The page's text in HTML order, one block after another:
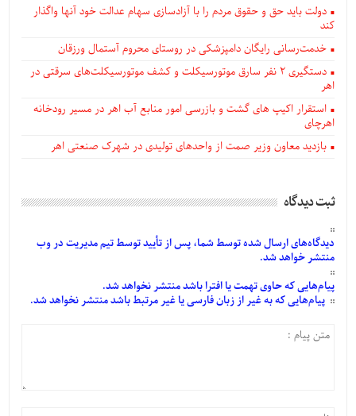
دولت باید حق و حقوق مردم را با آزادسازی سهام عدالت خود آنها واگذار
کند
خدمت‌رسانی رایگان دامپزشکی در روستای محروم آستمال ورزقان
دستگيری ۲ نفر سارق موتورسیکلت و کشف موتورسیکلت‌های سرقتی در
اهر
استقرار اکیپ های گشت و بازرسی امور منابع آب اهر در مسیر رودخانه
اهرچای
بازدید معاون وزیر صمت از واحدهای تولیدی در شهرک صنعتی اهر
ثبت دیدگاه
دیدگاه‌هایارسالشدهتوسط شما، پس ازتأییدتوسط تیم مدیریت در وب
منتشر خواهد شد.
پیام‌هاییکه حاوی تهمت یا افترا باشد منتشر نخواهد شد.
پیام‌هاییکه به غیر از زبان فارسی یا غیر مرتبط باشد منتشر نخواهد شد.